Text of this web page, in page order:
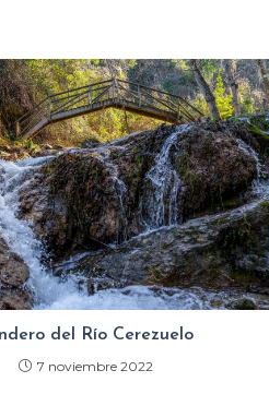
del Río Cerezuelo
7 noviembre 2022